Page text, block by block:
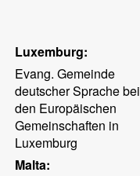
Luxemburg:
Evang. Gemeinde
deutscher Sprache bei
den Europäischen
Gemeinschaften in
Luxemburg
Malta: